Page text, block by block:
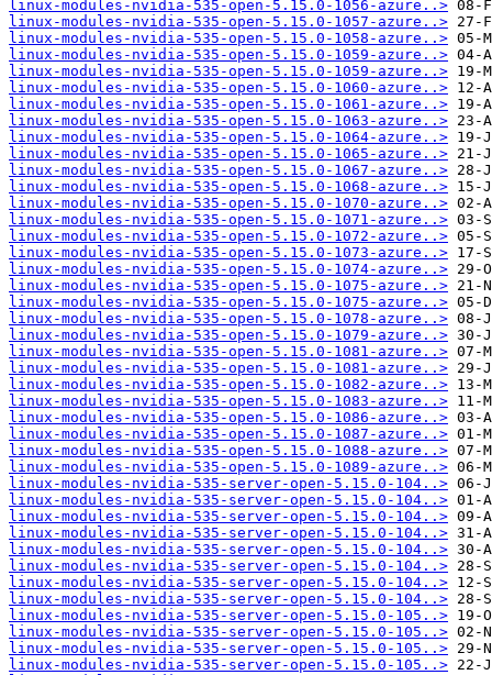
linux-modules-nvidia-535-open-5.15.0-1056-azure..>
linux-modules-nvidia-535-open-5.15.0-1057-azure..>
linux-modules-nvidia-535-open-5.15.0-1058-azure..>
linux-modules-nvidia-535-open-5.15.0-1059-azure..>
linux-modules-nvidia-535-open-5.15.0-1059-azure..>
linux-modules-nvidia-535-open-5.15.0-1060-azure..>
linux-modules-nvidia-535-open-5.15.0-1061-azure..>
linux-modules-nvidia-535-open-5.15.0-1063-azure..>
linux-modules-nvidia-535-open-5.15.0-1064-azure..>
linux-modules-nvidia-535-open-5.15.0-1065-azure..>
linux-modules-nvidia-535-open-5.15.0-1067-azure..>
linux-modules-nvidia-535-open-5.15.0-1068-azure..>
linux-modules-nvidia-535-open-5.15.0-1070-azure..>
linux-modules-nvidia-535-open-5.15.0-1071-azure..>
linux-modules-nvidia-535-open-5.15.0-1072-azure..>
linux-modules-nvidia-535-open-5.15.0-1073-azure..>
linux-modules-nvidia-535-open-5.15.0-1074-azure..>
linux-modules-nvidia-535-open-5.15.0-1075-azure..>
linux-modules-nvidia-535-open-5.15.0-1075-azure..>
linux-modules-nvidia-535-open-5.15.0-1078-azure..>
linux-modules-nvidia-535-open-5.15.0-1079-azure..>
linux-modules-nvidia-535-open-5.15.0-1081-azure..>
linux-modules-nvidia-535-open-5.15.0-1081-azure..>
linux-modules-nvidia-535-open-5.15.0-1082-azure..>
linux-modules-nvidia-535-open-5.15.0-1083-azure..>
linux-modules-nvidia-535-open-5.15.0-1086-azure..>
linux-modules-nvidia-535-open-5.15.0-1087-azure..>
linux-modules-nvidia-535-open-5.15.0-1088-azure..>
linux-modules-nvidia-535-open-5.15.0-1089-azure..>
linux-modules-nvidia-535-server-open-5.15.0-104..>
linux-modules-nvidia-535-server-open-5.15.0-104..>
linux-modules-nvidia-535-server-open-5.15.0-104..>
linux-modules-nvidia-535-server-open-5.15.0-104..>
linux-modules-nvidia-535-server-open-5.15.0-104..>
linux-modules-nvidia-535-server-open-5.15.0-104..>
linux-modules-nvidia-535-server-open-5.15.0-104..>
linux-modules-nvidia-535-server-open-5.15.0-104..>
linux-modules-nvidia-535-server-open-5.15.0-105..>
linux-modules-nvidia-535-server-open-5.15.0-105..>
linux-modules-nvidia-535-server-open-5.15.0-105..>
linux-modules-nvidia-535-server-open-5.15.0-105..>